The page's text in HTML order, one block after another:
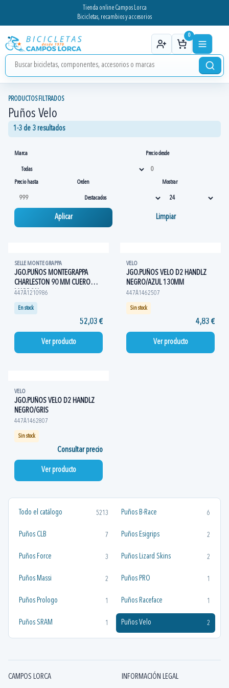
Tienda online Campos Lorca
Bicicletas, recambios y accesorios
0
Todo el catálogo 5213 Puños B-Race 6
Puños CLB 7 Puños Esigrips 2
Puños Force 3 Puños Lizard Skins 2
Puños Massi 2 Puños PRO 1
Puños Prologo 1 Puños Raceface 1
Puños SRAM 1 Puños Velo 2
PRODUCTOS FILTRADOS
Puños Velo
1-3 de 3 resultados
Marca Precio desde
Precio hasta Orden Mostrar
Aplicar Limpiar
SELLE MONTE GRAPPA
JGO.PUÑOS MONTEGRAPPA
CHARLESTON 90 MM CUERO
MARRON
447A1210986
En stock
52,03 €
Ver producto
VELO
JGO.PUÑOS VELO D2 HANDLZ
NEGRO/AZUL 130MM
447A1462507
Sin stock
4,83 €
Ver producto
VELO
JGO.PUÑOS VELO D2 HANDLZ
NEGRO/GRIS
447A1462807
Sin stock
Consultar precio
Ver producto
CAMPOS LORCA INFORMACIÓN LEGAL